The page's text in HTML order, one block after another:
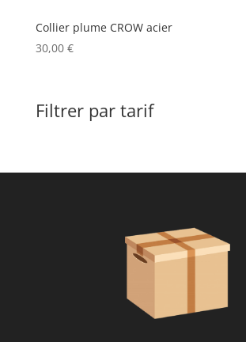
Collier plume CROW acier
30,00 €
Filtrer par tarif